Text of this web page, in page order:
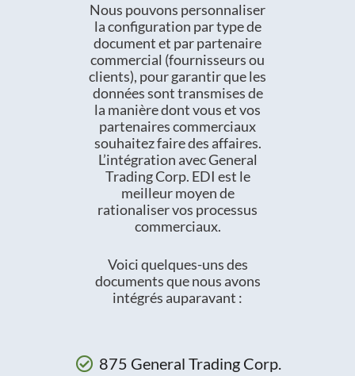
Nous pouvons personnaliser
la configuration par type de
document et par partenaire
commercial (fournisseurs ou
clients), pour garantir que les
données sont transmises de
la manière dont vous et vos
partenaires commerciaux
souhaitez faire des affaires.
L’intégration avec General
Trading Corp. EDI est le
meilleur moyen de
rationaliser vos processus
commerciaux.
Voici quelques-uns des
documents que nous avons
intégrés auparavant :
875 General Trading Corp.